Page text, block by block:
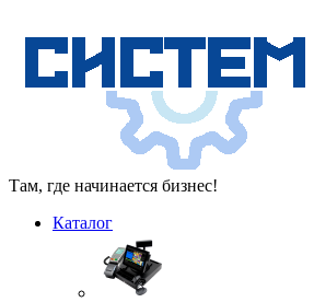
Там, где начинается бизнес!
Каталог